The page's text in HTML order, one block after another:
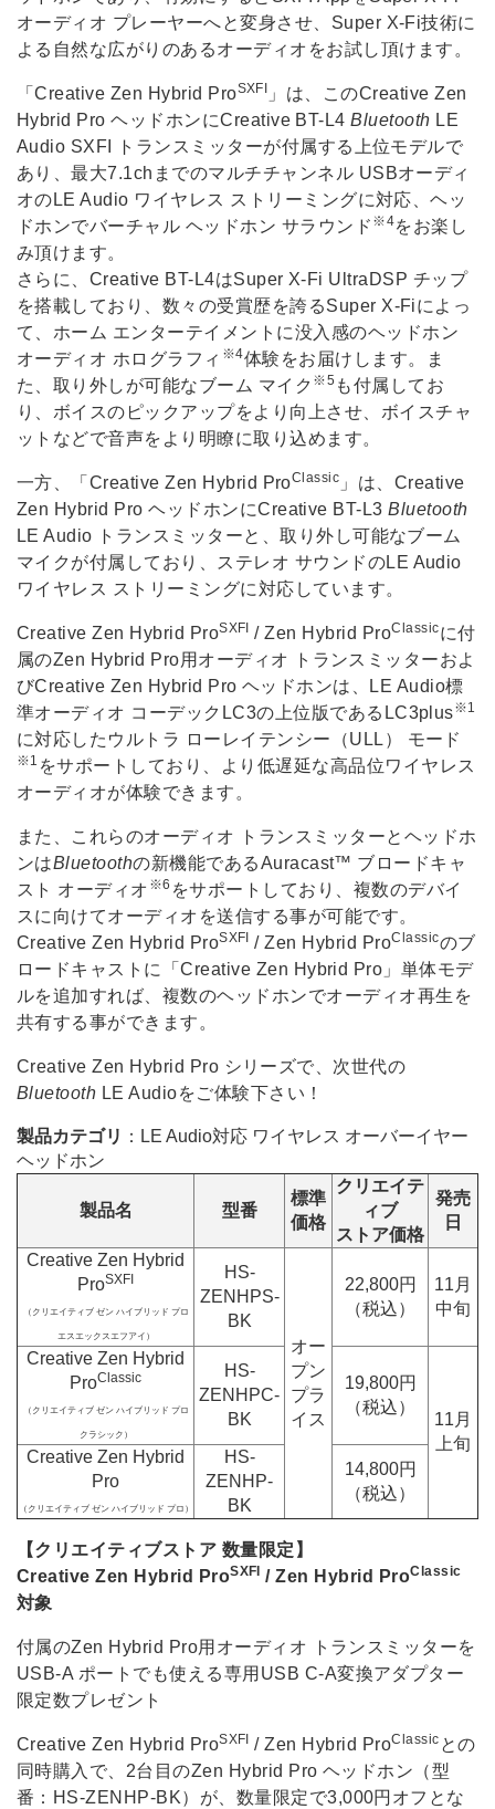
オーディオ プレーヤーへと変身させ、Super X-Fi技術に
よる自然な広がりのあるオーディオをお試し頂けます。
「Creative Zen Hybrid ProSXFI
」は、このCreative Zen
Hybrid Pro ヘッドホンにCreative BT-L4Bluetooth LE
Audio SXFI トランスミッターが付属する上位モデルで
あり、最大7.1chまでのマルチチャンネル USBオーディ
オのLE Audio ワイヤレス ストリーミングに対応、ヘッ
ドホンでバーチャル ヘッドホン サラウンド ※4をお楽し
み頂けます。
さらに、Creative BT-L4はSuper X-Fi UltraDSP チップ
を搭載しており、数々の受賞歴を誇るSuper X-Fiによっ
て、ホーム エンターテイメントに没入感のヘッドホン
オーディオ ホログラフィ ※4体験をお届けします。ま
た、取り外しが可能なブーム マイク ※5 も付属してお
り、ボイスのピックアップをより向上させ、ボイスチャ
ットなどで音声をより明瞭に取り込めます。
一方、「Creative Zen Hybrid ProClassic 」は、Creative
Zen Hybrid Pro ヘッドホンにCreative BT-L3Bluetooth
LE Audio トランスミッターと、取り外し可能なブーム
マイクが付属しており、ステレオ サウンドのLE Audio
ワイヤレス ストリーミングに対応しています。
Creative Zen Hybrid ProSXFI / Zen Hybrid ProClassicに付
属のZen Hybrid Pro用オーディオ トランスミッターおよ
びCreative Zen Hybrid Pro ヘッドホンは、LE Audio標
準オーディオ コーデックLC3の上位版であるLC3plus※1
に対応したウルトラ ローレイテンシー（ULL） モード
※1 をサポートしており、より低遅延な高品位ワイヤレス
オーディオが体験できます。
また、これらのオーディオ トランスミッターとヘッドホ
ンはBluetoothの新機能であるAuracast™ ブロードキャ
スト オーディオ ※6 をサポートしており、複数のデバイ
スに向けてオーディオを送信する事が可能です。
Creative Zen Hybrid ProSXFI / Zen Hybrid ProClassicのブ
ロードキャストに「Creative Zen Hybrid Pro」単体モデ
ルを追加すれば、複数のヘッドホンでオーディオ再生を
共有する事ができます。
Creative Zen Hybrid Pro シリーズで、次世代の
Bluetooth LE Audioをご体験下さい！
製品カテゴリ ：LE Audio対応 ワイヤレス オーバーイヤー
ヘッドホン
製品名 型番
標準
価格
クリエイテ
ィブ
ストア価格
発売
日
Creative Zen Hybrid
ProSXFI
（クリエイティブ ゼン ハイブリッド プロ
エスエックスエフアイ）
HS-
ZENHPS-
BK
オー
プン
プラ
イス
22,800円
（税込）
11月
中旬
Creative Zen Hybrid
ProClassic
（クリエイティブ ゼン ハイブリッド プロ
クラシック）
HS-
ZENHPC-
BK
19,800円
（税込）
11月
上旬
Creative Zen Hybrid
Pro
（クリエイティブ ゼン ハイブリッド プロ）
HS-
ZENHP-
BK
14,800円
（税込）
【クリエイティブストア 数量限定】
Creative Zen Hybrid ProSXFI / Zen Hybrid ProClassic
対象
付属のZen Hybrid Pro用オーディオ トランスミッターを
USB-A ポートでも使える専用USB C-A変換アダプター
限定数プレゼント
Creative Zen Hybrid ProSXFI / Zen Hybrid ProClassic との
同時購入で、2台目のZen Hybrid Pro ヘッドホン（型
番：HS-ZENHP-BK）が、数量限定で3,000円オフとな